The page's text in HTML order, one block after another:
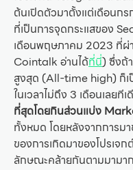
ต้นเปิดตัวมาตั้งแต่เดือนก
ที่เป็นการจุดกระแสของ
เดือนพฤษภาคม 2023 ที่ผ่
Cointalk อ่านได้ที่นี่) ซึ่งถ้
สูงสุด (All-time high) ก็
ในเวลาไม่ถึง 3 เดือนเลยที
ที่สุดโดยกินส่วนแบ่ง
ทั้งหมด โดยหลังจากการม
ของการเกิดมาของโปรเ
ลักษณะคล้ายกันตามมามา